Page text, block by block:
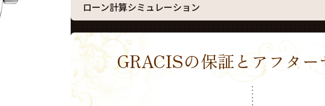
ローン計算シミュレーション
GRACISの保証とアフター